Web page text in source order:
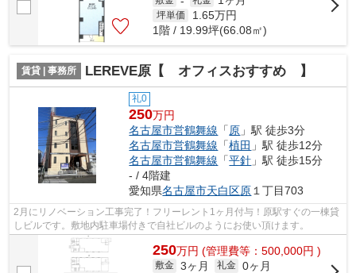
坪単価 1.65万円
1階 / 19.99坪(66.08㎡)
賃貸 | 事務所 LEREVE原【 オフィスおすすめ 】
礼0
250万円
名古屋市営鶴舞線 「 原 」駅 徒歩3分
名古屋市営鶴舞線 「植田 」駅 徒歩12分
名古屋市営鶴舞線 「平針 」駅 徒歩15分
- / 4階建
愛知県名古屋市天白区原 １丁目703
2月にリノベーション工事完了！フリーレント1ヶ月付与！原駅すぐの一棟貸
しビルです。敷地内駐車場付きで自社ビルのようにお使い頂けます。
250万円 (管理費等：500,000円 )
敷金 3ヶ月 礼金 0ヶ月